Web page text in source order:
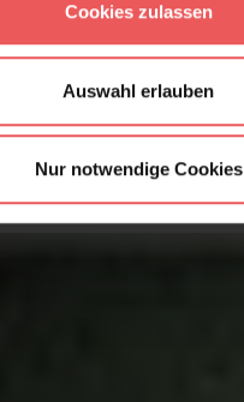
Cookies zulassen
Auswahl erlauben
Nur notwendige Cookies